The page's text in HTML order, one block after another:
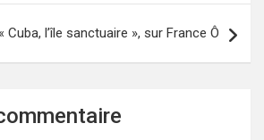
« Cuba, l’île sanctuaire », sur France Ô